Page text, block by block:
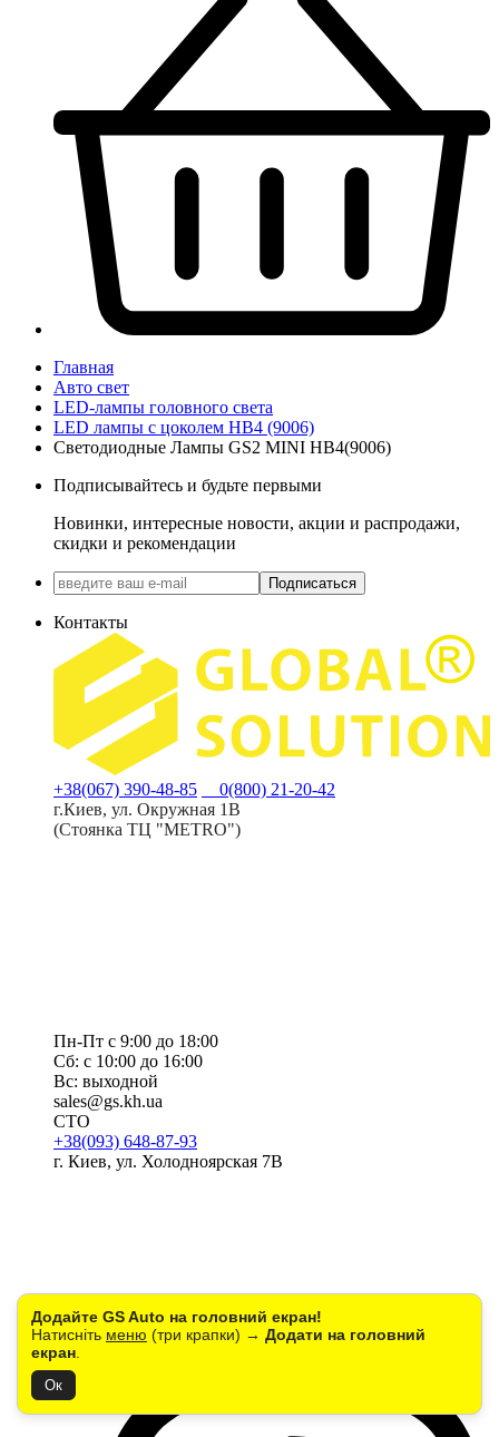
Додайте GS Auto на головний екран!
Натисніть меню (три крапки) → Додати на головний
екран
Ок
Главная
Авто свет
LED-лампы головного света
LED лампы с цоколем HB4 (9006)
Светодиодные Лампы GS2 MINI HB4(9006)
Подписывайтесь и будьте первыми
Новинки, интересные новости, акции и распродажи,
скидки и рекомендации
Подписаться
Контакты
+38(067) 390-48-85
0(800) 21-20-42
г.Киев, ул. Окружная 1В
(Стоянка ТЦ "METRO")
Пн-Пт с 9:00 до 18:00
Сб: с 10:00 до 16:00
Вс: выходной
sales@gs.kh.ua
СТО
+38(093) 648-87-93
г. Киев, ул. Холодноярская 7В